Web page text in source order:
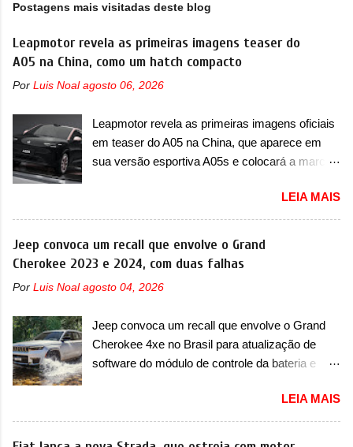
Postagens mais visitadas deste blog
Leapmotor revela as primeiras imagens teaser do
A05 na China, como um hatch compacto
Por Luis Noal agosto 06, 2026
Leapmotor revela as primeiras imagens oficiais
em teaser do A05 na China, que aparece em
sua versão esportiva A05s e colocará a marca
apresentando uma rápida expansão na China
em termos de portfólio. Apoiada pela Stellantis,
a marca confirmou a estreia de um novo
modelo compacto à sua linha. Posicionado
primeiras imagens teaser do A05, que nas
esportiva, o A05s. Previsto para ser lançado
ainda neste ano na China, o compacto elétrico
colocará a Leapmotor para concorrer com uma
BYD Dolphin e Geely EX2. Visualmente, o A05
conta com um design já visto por outros
LEIA MAIS
Jeep convoca um recall que envolve o Grand
Cherokee 2023 e 2024, com duas falhas
Por Luis Noal agosto 04, 2026
Jeep convoca um recall que envolve o Grand
Cherokee 4xe no Brasil para atualização de
software do módulo de controle da bateria e
Jeep convocou no dia 10 de outubro de 2025
um chamado que envolve os proprietários do
Grand Cherokee 4xe, em sua versão única
LEIA MAIS